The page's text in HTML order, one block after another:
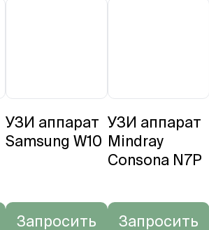
УЗИ аппарат
Samsung W10
Запросить
УЗИ аппарат
Mindray
Consona N7P
Запросить